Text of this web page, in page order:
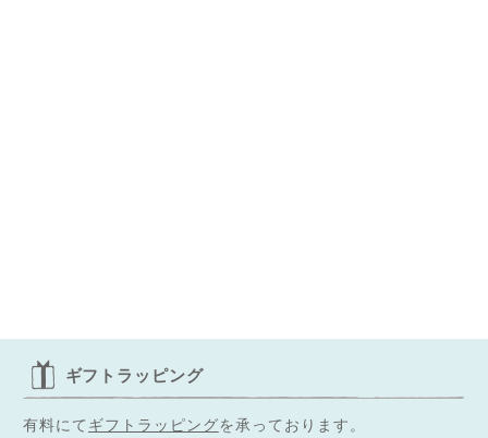
ギフトラッピング
有料にて ギフトラッピングを承っております。